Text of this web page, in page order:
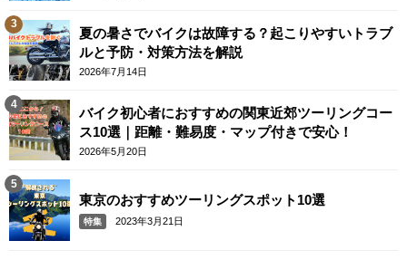
夏の暑さでバイクは故障する？起こりやすいトラブ
ルと予防・対策方法を解説
2026年7月14日
バイク初心者におすすめの関東近郊ツーリングコー
ス10選｜距離・難易度・マップ付きで安心！
2026年5月20日
東京のおすすめツーリングスポット10選
特集 2023年3月21日